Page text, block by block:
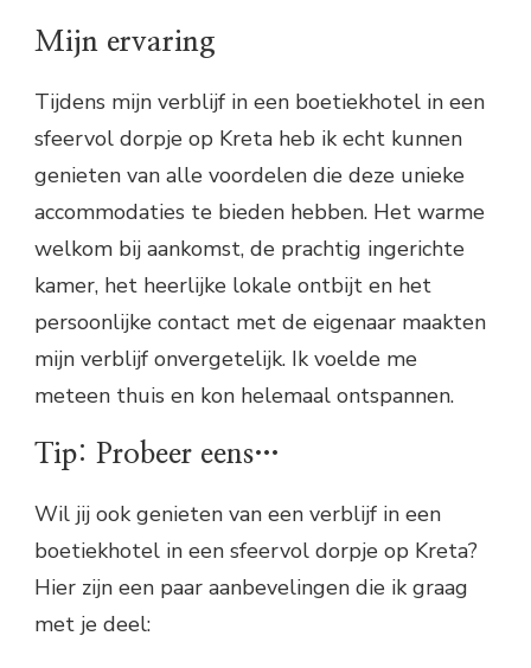
Mijn ervaring
Tijdens mijn verblijf in een boetiekhotel in een
sfeervol dorpje op Kreta heb ik echt kunnen
genieten van alle voordelen die deze unieke
accommodaties te bieden hebben. Het warme
welkom bij aankomst, de prachtig ingerichte
kamer, het heerlijke lokale ontbijt en het
persoonlijke contact met de eigenaar maakten
mijn verblijf onvergetelijk. Ik voelde me
meteen thuis en kon helemaal ontspannen.
Tip: Probeer eens…
Wil jij ook genieten van een verblijf in een
boetiekhotel in een sfeervol dorpje op Kreta?
Hier zijn een paar aanbevelingen die ik graag
met je deel: